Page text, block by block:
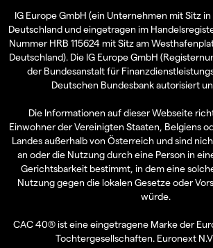
IG Europe GmbH (ein Unternehmen mit Sitz
Deutschland und eingetragen im
Nummer HRB 115624 mit Sitz am
Deutschland). Die IG Europe GmbH
der Bundesanstalt für
Deutschen Bundesbank autorisiert
Die Informationen auf dieser Webseite
Einwohner der Vereinigten Staaten, Belgiens
Landes außerhalb von Österreich und sind
an oder die Nutzung durch eine Person in
Gerichtsbarkeit bestimmt, in dem eine
Nutzung gegen die lokalen Gesetze oder
würde.
CAC 40® ist eine eingetragene Marke der
Tochtergesellschaften. Euronext